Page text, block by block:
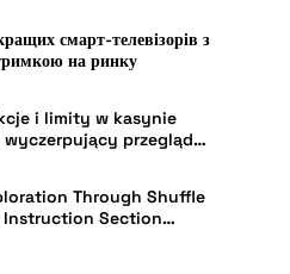
смарт-телевізорів з
на ринку
i limity w kasynie
przegląd
Through Shuffle
Instruction Section